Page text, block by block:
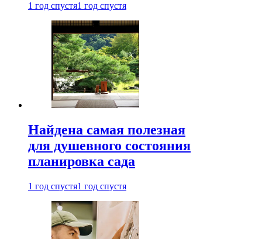
1 год спустя1 год спустя
Найдена самая полезная
для душевного состояния
планировка сада
1 год спустя1 год спустя